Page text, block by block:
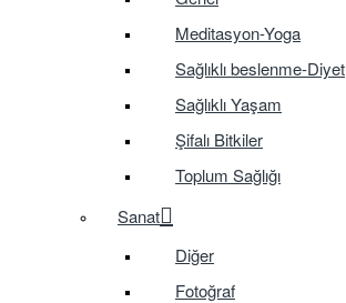
Meditasyon-Yoga
Sağlıklı beslenme-Diyet
Sağlıklı Yaşam
Şifalı Bitkiler
Toplum Sağlığı
Sanat
Diğer
Fotoğraf